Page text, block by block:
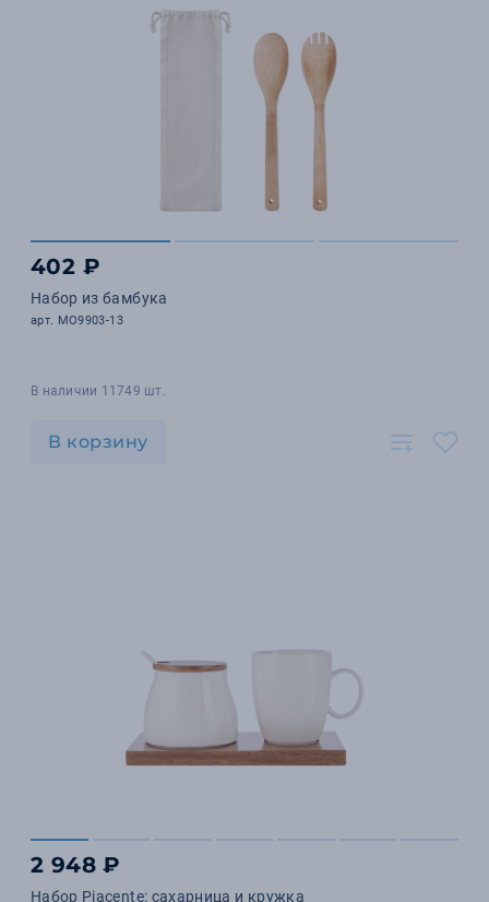
402 ₽
Набор из бамбука
арт. MO9903-13
В наличии 11749 шт.
В корзину
2 948 ₽
Набор Piacente: сахарница и кружка